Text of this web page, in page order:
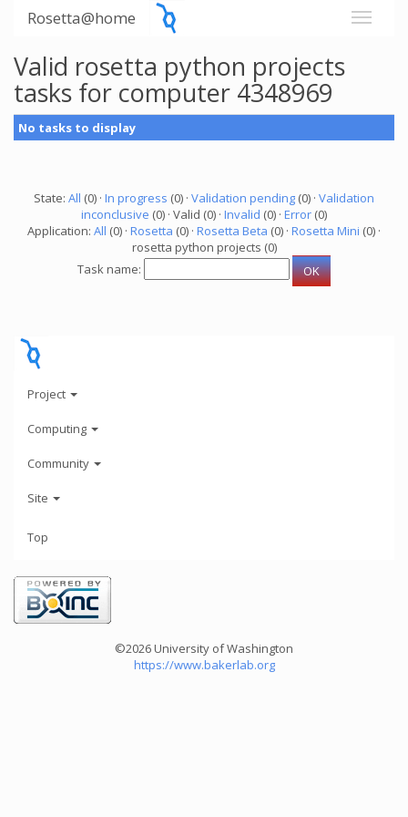
Rosetta@home
Valid rosetta python projects
tasks for computer 4348969
No tasks to display
State: All (0) · In progress (0) · Validation pending (0) · Validation
inconclusive (0) · Valid (0) · Invalid (0) · Error (0)
Application: All (0) · Rosetta (0) · Rosetta Beta (0) · Rosetta Mini (0) ·
rosetta python projects (0)
Task name:
Project
Computing
Community
Site
Top
©2026 University of Washington
https://www.bakerlab.org